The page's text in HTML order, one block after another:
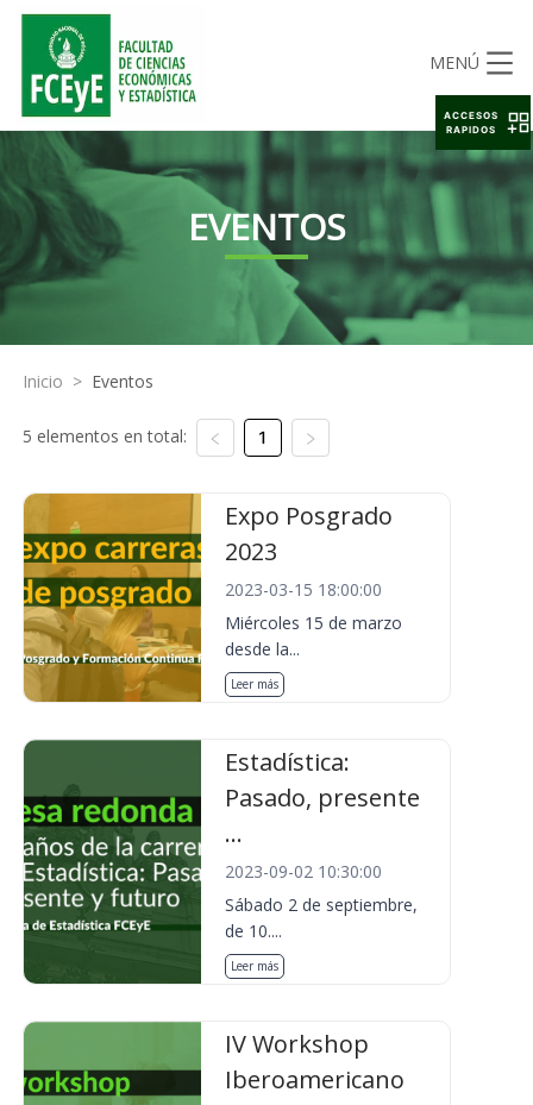
MENÚ
EVENTOS
Inicio > Eventos
5 elementos en total: 1
Expo Posgrado
2023
2023-03-15 18:00:00
Miércoles 15 de marzo
desde la...
Leer más
Estadística:
Pasado, presente
...
2023-09-02 10:30:00
Sábado 2 de septiembre,
de 10....
Leer más
IV Workshop
Iberoamericano
ACCESOS
RAPIDOS